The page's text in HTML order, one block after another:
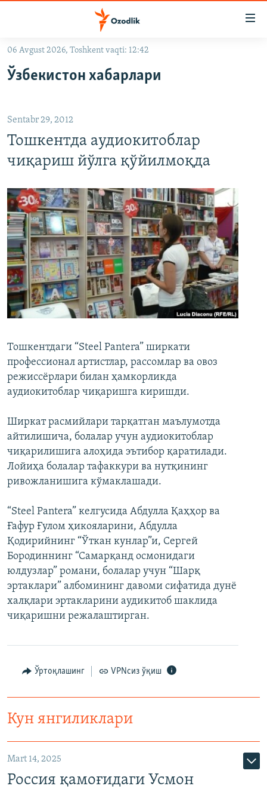
Асосий
Қидиришга
ўтинг
OZODLIK SURISHTIRUVLARI
На русском
ИЖТИМОИЙ ТАРМОҚЛАР
Озодлик бошқа тилларда
06 Avgust 2026, Toshkent vaqti: 12:42
Ўзбекистон хабарлари
Sentabr 29, 2012
Тошкентда аудиокитоблар
чиқариш йўлга қўйилмоқда
Тошкентдаги “Steel Pantera” ширкати
профессионал артистлар, рассомлар ва овоз
режиссёрлари билан ҳамкорликда
аудиокитоблар чиқаришга киришди.
Ширкат расмийлари тарқатган маълумотда
айтилишича, болалар учун аудиокитоблар
чиқарилишига алоҳида эътибор қаратилади.
Лойиҳа болалар тафаккури ва нутқининг
ривожланишига кўмаклашади.
“Steel Pantera” келгусида Абдулла Қаҳҳор ва
Ғафур Ғулом ҳикояларини, Абдулла
Қодирийнинг “Ўткан кунлар”и, Сергей
Бородиннинг “Самарқанд осмонидаги
юлдузлар” романи, болалар учун “Шарқ
эртаклари” албомининг давоми сифатида дунё
халқлари эртакларини аудикитоб шаклида
чиқаришни режалаштирган.
Ўртоқлашинг VPNсиз ўқиш
Кун янгиликлари
Mart 14, 2025
Россия қамоғидаги Усмон